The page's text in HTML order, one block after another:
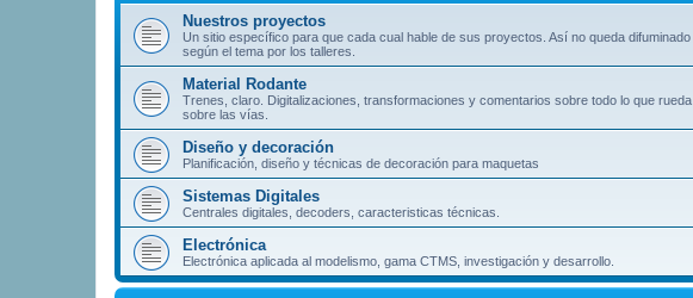
Nuestros proyectos
Un sitio específico para que cada cual hable de sus proyectos. Así no queda difuminado
según el tema por los talleres.
Material Rodante
Trenes, claro. Digitalizaciones, transformaciones y comentarios sobre todo lo que rueda
sobre las vías.
Diseño y decoración
Planificación, diseño y técnicas de decoración para maquetas
Sistemas Digitales
Centrales digitales, decoders, caracteristicas técnicas.
Electrónica
Electrónica aplicada al modelismo, gama CTMS, investigación y desarrollo.